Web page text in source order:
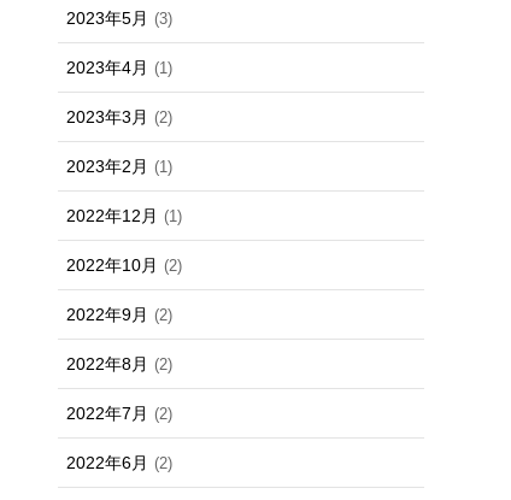
2023年5月 (3)
2023年4月 (1)
2023年3月 (2)
2023年2月 (1)
2022年12月 (1)
2022年10月 (2)
2022年9月 (2)
2022年8月 (2)
2022年7月 (2)
2022年6月 (2)